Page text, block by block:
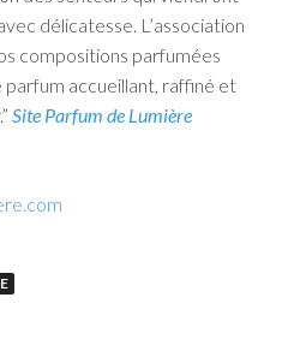
délicatesse. L’association
compositions parfumées
accueillant, raffiné et
Site Parfum de Lumière